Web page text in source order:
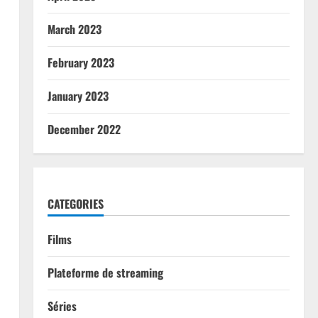
March 2023
February 2023
January 2023
December 2022
CATEGORIES
Films
Plateforme de streaming
Séries